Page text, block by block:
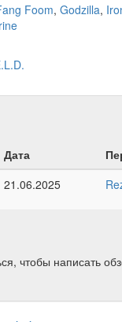
Foom, Godzilla,
Дата
21.06.2025
чтобы написать